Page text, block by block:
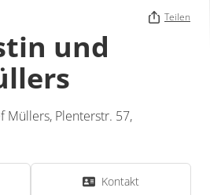
Teilen
und
Müllers, Plenterstr. 57,
Kontakt